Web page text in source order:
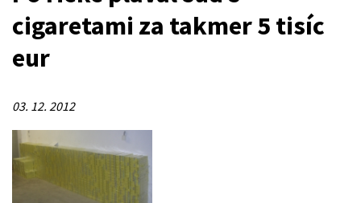
cigaretami za takmer 5 tisíc
eur
03. 12. 2012